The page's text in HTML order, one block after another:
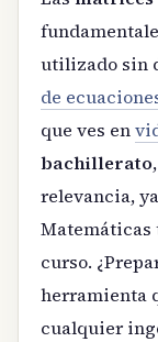
utilizado sin
de
que ves en
bachillerato
relevancia,
Matemáticas
curso.
herramienta
cualquier